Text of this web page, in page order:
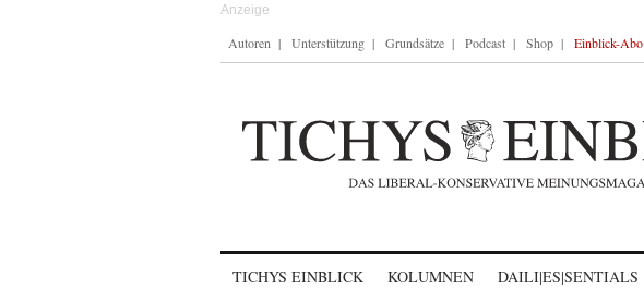
Autoren Unterstützung Grundsätze Podcast Shop Einblick-Abo
TICHYS EINBLICK KOLUMNEN DAILI|ES|SENTIALS